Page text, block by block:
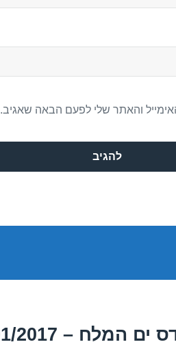
והאתר שלי לפעם הבאה שאגיב.
– 28/01/2017